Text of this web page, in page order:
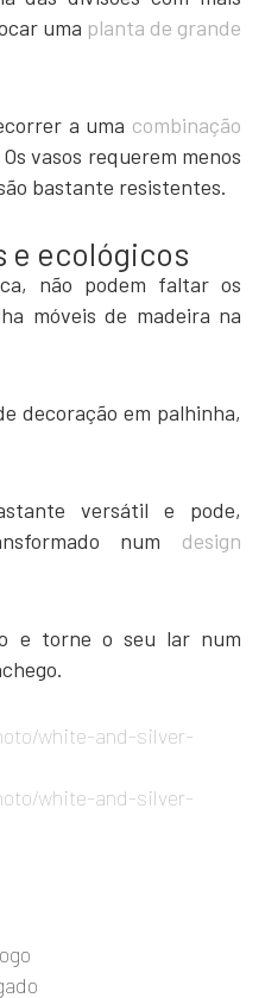
uma planta de grande
a uma combinação
Os vasos requerem menos
bastante resistentes.
e ecológicos
não podem faltar os
móveis de madeira na
decoração em palhinha,
versátil e pode,
num design
e torne o seu lar num
white-and-silver-
white-and-silver-